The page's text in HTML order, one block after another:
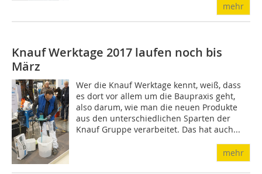
mehr
Knauf Werktage 2017 laufen noch bis
März
Wer die Knauf Werktage kennt, weiß, dass
es dort vor allem um die Baupraxis geht,
also darum, wie man die neuen Produkte
aus den unterschiedlichen Sparten der
Knauf Gruppe verarbeitet. Das hat auch...
mehr